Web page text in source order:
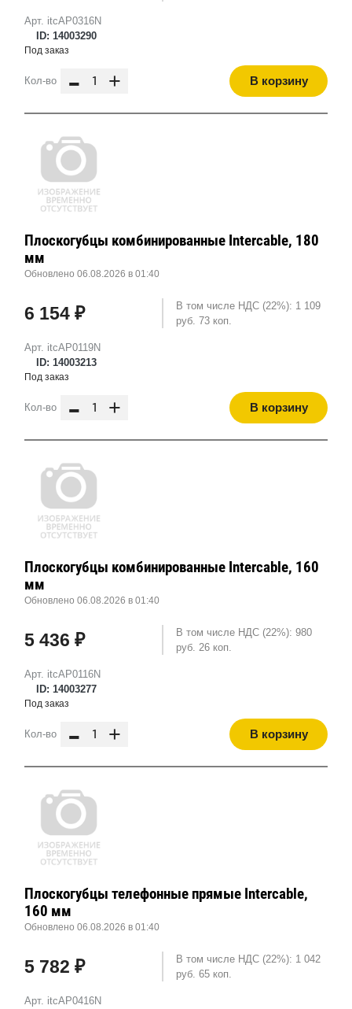
Арт. itcAP0316N
ID: 14003290
Под заказ
Кол-во - + В корзину
Арт. itcAP0119N
ID: 14003213
Плоскогубцы комбинированные Intercable, 180
мм
Обновлено 06.08.2026 в 01:40
6 154 ₽
В том числе НДС (22%): 1 109
руб. 73 коп.
Под заказ
Кол-во - + В корзину
Арт. itcAP0116N
ID: 14003277
Плоскогубцы комбинированные Intercable, 160
мм
Обновлено 06.08.2026 в 01:40
5 436 ₽
В том числе НДС (22%): 980
руб. 26 коп.
Под заказ
Кол-во - + В корзину
Арт. itcAP0416N
Плоскогубцы телефонные прямые Intercable,
160 мм
Обновлено 06.08.2026 в 01:40
5 782 ₽
В том числе НДС (22%): 1 042
руб. 65 коп.